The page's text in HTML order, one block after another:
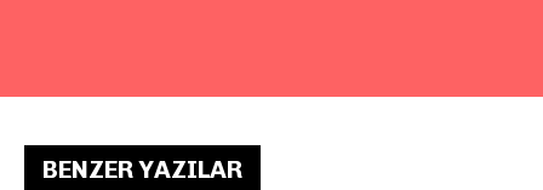
BENZER YAZILAR